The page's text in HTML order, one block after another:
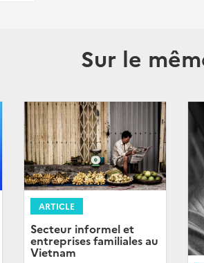
Sur le
ARTICLE
Secteur informel et
entreprises familiales au
Vietnam